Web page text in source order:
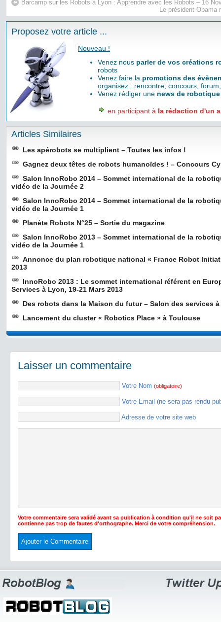
Barcamp sur les Robots à Lyon : Apprendre avec les Robots – 16
Le président Obama
Proposez votre article ...
Nouveau !
Venez nous parler de vos créations
robots
Venez faire la promotions des
organisez : rencontre, concours,
Venez rédiger une news de robotique
en participant à la rédaction d'un
Articles Similaires
Les apérobots se multiplient – Toutes les infos !
Gagnez deux têtes de robots humanoïdes ! – Concours
Salon InnoRobo 2014 – Sommet international de la
vidéo de la Journée 2
Salon InnoRobo 2014 – Sommet international de la
vidéo de la Journée 1
Planète Robots N°25 – Sortie du magazine
Salon InnoRobo 2013 – Sommet international de la
vidéo de la Journée 1
Annonce du plan robotique national « France Robot
2013
InnoRobo 2013 : Le sommet international référent en
Services à Lyon, 19-21 Mars 2013
Des robots dans la Maison du futur – Salon des services
Lancement du cluster « Robotics Place » à Toulouse
Laisser un commentaire
Votre Nom (obligatoire)
Votre Email (ne sera pas rendu
Adresse de votre site web
Votre commentaire sera validé avant sa publication à condition qu'il ne soit
contienne pas trop de fautes d'orthographe. Merci de votre compréhension.